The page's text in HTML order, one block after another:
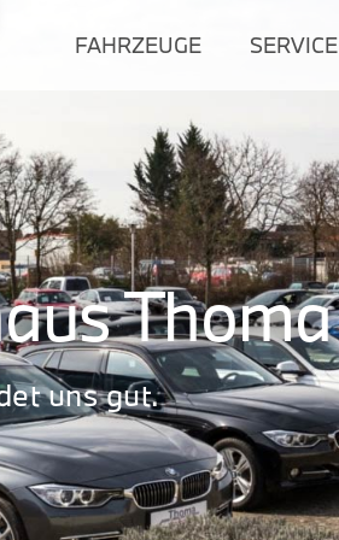
FAHRZEUGE SERVICE
Thoma
uns gut.